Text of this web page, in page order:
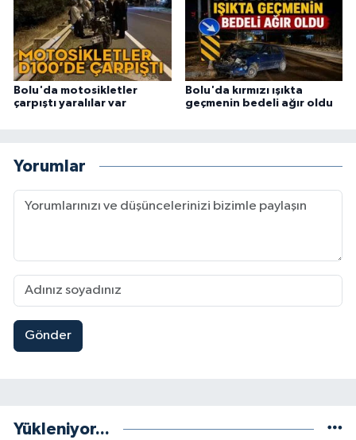
Bolu'da motosikletler
çarpıştı yaralılar var
Bolu'da kırmızı ışıkta
geçmenin bedeli ağır oldu
Yorumlar
Gönder
Yükleniyor...